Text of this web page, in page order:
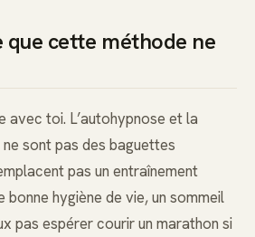
que cette méthode ne
avec toi. L’autohypnose et la
sont pas des baguettes
pas un entraînement
bonne hygiène de vie, un sommeil
pas espérer courir un marathon si